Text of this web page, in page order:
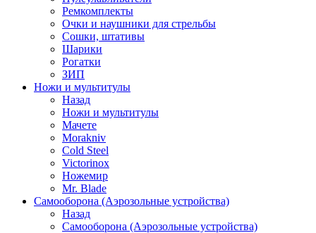
Ремкомплекты
Очки и наушники для стрельбы
Сошки, штативы
Шарики
Рогатки
ЗИП
Ножи и мультитулы
Назад
Ножи и мультитулы
Мачете
Morakniv
Cold Steel
Victorinox
Ножемир
Mr. Blade
Самооборона (Аэрозольные устройства)
Назад
Самооборона (Аэрозольные устройства)